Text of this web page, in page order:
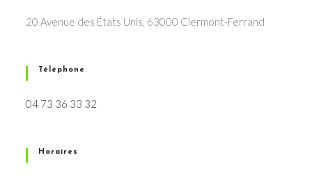
20 Avenue des États Unis, 63000 Clermont-Ferrand
Téléphone
04 73 36 33 32
Horaires